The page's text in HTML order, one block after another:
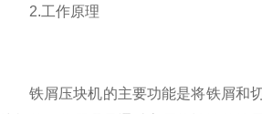
2.工作原理
铁屑压块机的主要功能是将铁屑和切